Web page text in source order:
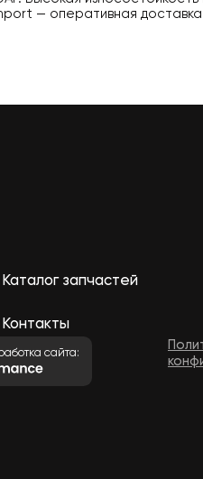
— оперативная
Каталог запчастей
Контакты
сайта: